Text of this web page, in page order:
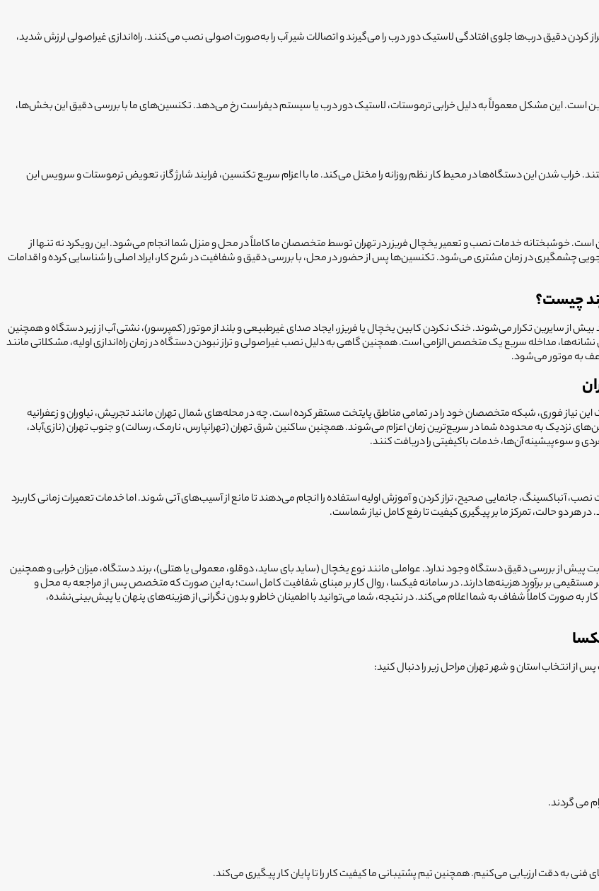
کردن دقیق درب‌ها جلوی افتادگی لاستیک دور درب را می‌گیرند و اتصالات شیر آب را به‌صورت اصولی نصب می‌کنند. راه‌اندازی غیراصولی لرزش شدید،
است. این مشکل معمولاً به دلیل خرابی ترموستات، لاستیک دور درب یا سیستم دیفراست رخ می‌دهد. تکنسین‌های ما با بررسی دقیق این بخش‌ها،
خراب شدن این دستگاه‌ها در محیط کار نظم روزانه را مختل می‌کند. ما با اعزام سریع تکنسین، فرایند شارژ گاز، تعویض ترموستات و سرویس این
خوشبختانه خدمات نصب و تعمیر یخچال فریزر در تهران توسط متخصصان ما کاملاً در محل و منزل شما انجام می‌شود. این رویکرد نه تنها از
چشمگیری در زمان مشتری می‌شود. تکنسین‌ها پس از حضور در محل، با بررسی دقیق و شفافیت در شرح کار، ایراد اصلی را شناسایی کرده و اقدامات
چیست؟
از سایرین تکرار می‌شوند. خنک نکردن کابین یخچال یا فریزر، ایجاد صدای غیرطبیعی و بلند از موتور (کمپرسور)، نشتی آب از زیر دستگاه و همچنین
نشانه‌ها، مداخله سریع یک متخصص الزامی است. همچنین گاهی به دلیل نصب غیراصولی و تراز نبودن دستگاه در زمان راه‌اندازی اولیه، مشکلاتی مانند
به موتور می‌شود.
نیاز فوری، شبکه متخصصان خود را در تمامی مناطق پایتخت مستقر کرده است. چه در محله‌های شمال تهران مانند تجریش، نیاوران و زعفرانیه
نزدیک به محدوده شما در سریع‌ترین زمان اعزام می‌شوند. همچنین ساکنین شرق تهران (تهرانپارس، نارمک، رسالت) و جنوب تهران (نازی‌آباد،
و سوءپیشینه آن‌ها، خدمات باکیفیتی را دریافت کنند.
جانمایی صحیح، تراز کردن و آموزش اولیه استفاده را انجام می‌دهند تا مانع از آسیب‌های آتی شوند. اما خدمات تعمیرات زمانی کاربرد
هر دو حالت، تمرکز ما بر پیگیری کیفیت تا رفع کامل نیاز شماست.
از بررسی دقیق دستگاه وجود ندارد. عواملی مانند نوع یخچال (ساید بای ساید، دوقلو، معمولی یا هتلی)، برند دستگاه، میزان خرابی و همچنین
مستقیمی بر برآورد هزینه‌ها دارند. در سامانه فیکسا ، روال کار بر مبنای شفافیت کامل است؛ به این صورت که متخصص پس از مراجعه به محل و
صورت کاملاً شفاف به شما اعلام می‌کند. در نتیجه، شما می‌توانید با اطمینان خاطر و بدون نگرانی از هزینه‌های پنهان یا پیش‌بینی‌نشده،
انتخاب استان و شهر تهران مراحل زیر را دنبال کنید:
می گردند.
به دقت ارزیابی می‌کنیم. همچنین تیم پشتیبانی ما کیفیت کار را تا پایان کار پیگیری می‌کند.